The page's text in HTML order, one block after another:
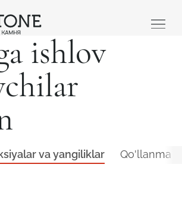
ishlov
va yangiliklar Qo'llanma
sohada faoliyat yuritasiz?